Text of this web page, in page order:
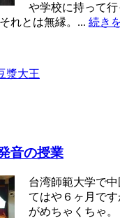
や学校に持って
れとは無縁。... 続き
漿大王
音の授業
台湾師範大学で
てはや６ヶ月で
がめちゃくちゃ